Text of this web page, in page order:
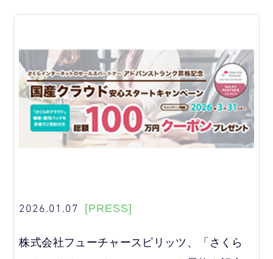
2026.01.07 [PRESS]
株式会社フューチャースピリッツ、「さくら